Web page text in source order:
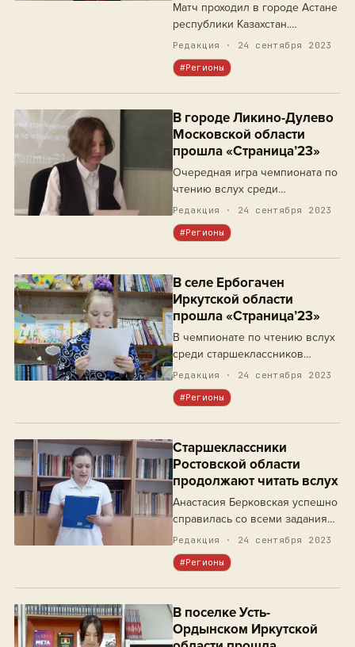
Матч проходил в городе Астане
республики Казахстан.
Мухтарулы Алиби и Анар Тусей
уверенно справились со всеми
заданиями отборочных
раундов.
Редакция · 24 сентября 2023
#Регионы
В городе Ликино-Дулево
Московской области
прошла «Страница’23»
Очередная игра чемпионата по
чтению вслух среди
старшеклассников собрала
девять любителей чтения.
Редакция · 24 сентября 2023
#Регионы
В селе Ербогачен
Иркутской области
прошла «Страница’23»
В чемпионате по чтению вслух
среди старшеклассников
приняли участие восемь
школьников.
Редакция · 24 сентября 2023
#Регионы
Старшеклассники
Ростовской области
продолжают читать вслух
Анастасия Берковская успешно
справилась со всеми заданиями
очередной игры «Страницы’23»
и прошла в следующий этап
турнира по чтению вслух среди
старшеклассников в Ростове-
Редакция · 24 сентября 2023
#Регионы
В поселке Усть-
Ордынском Иркутской